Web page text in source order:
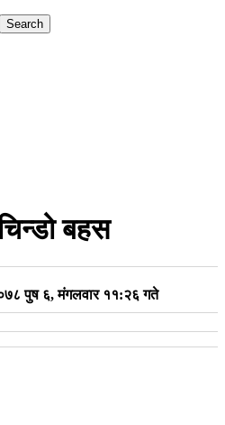
बहस
पुष ६, मंगलवार ११:२६ गते